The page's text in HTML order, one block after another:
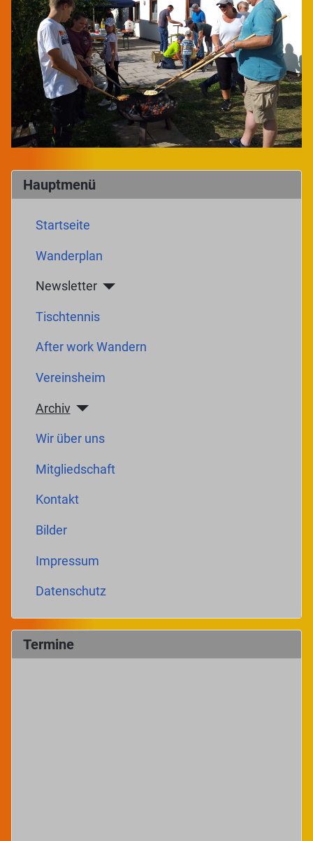
Hauptmenü
Startseite
Wanderplan
Newsletter
Tischtennis
After work Wandern
Vereinsheim
Archiv
Wir über uns
Mitgliedschaft
Kontakt
Bilder
Impressum
Datenschutz
Termine